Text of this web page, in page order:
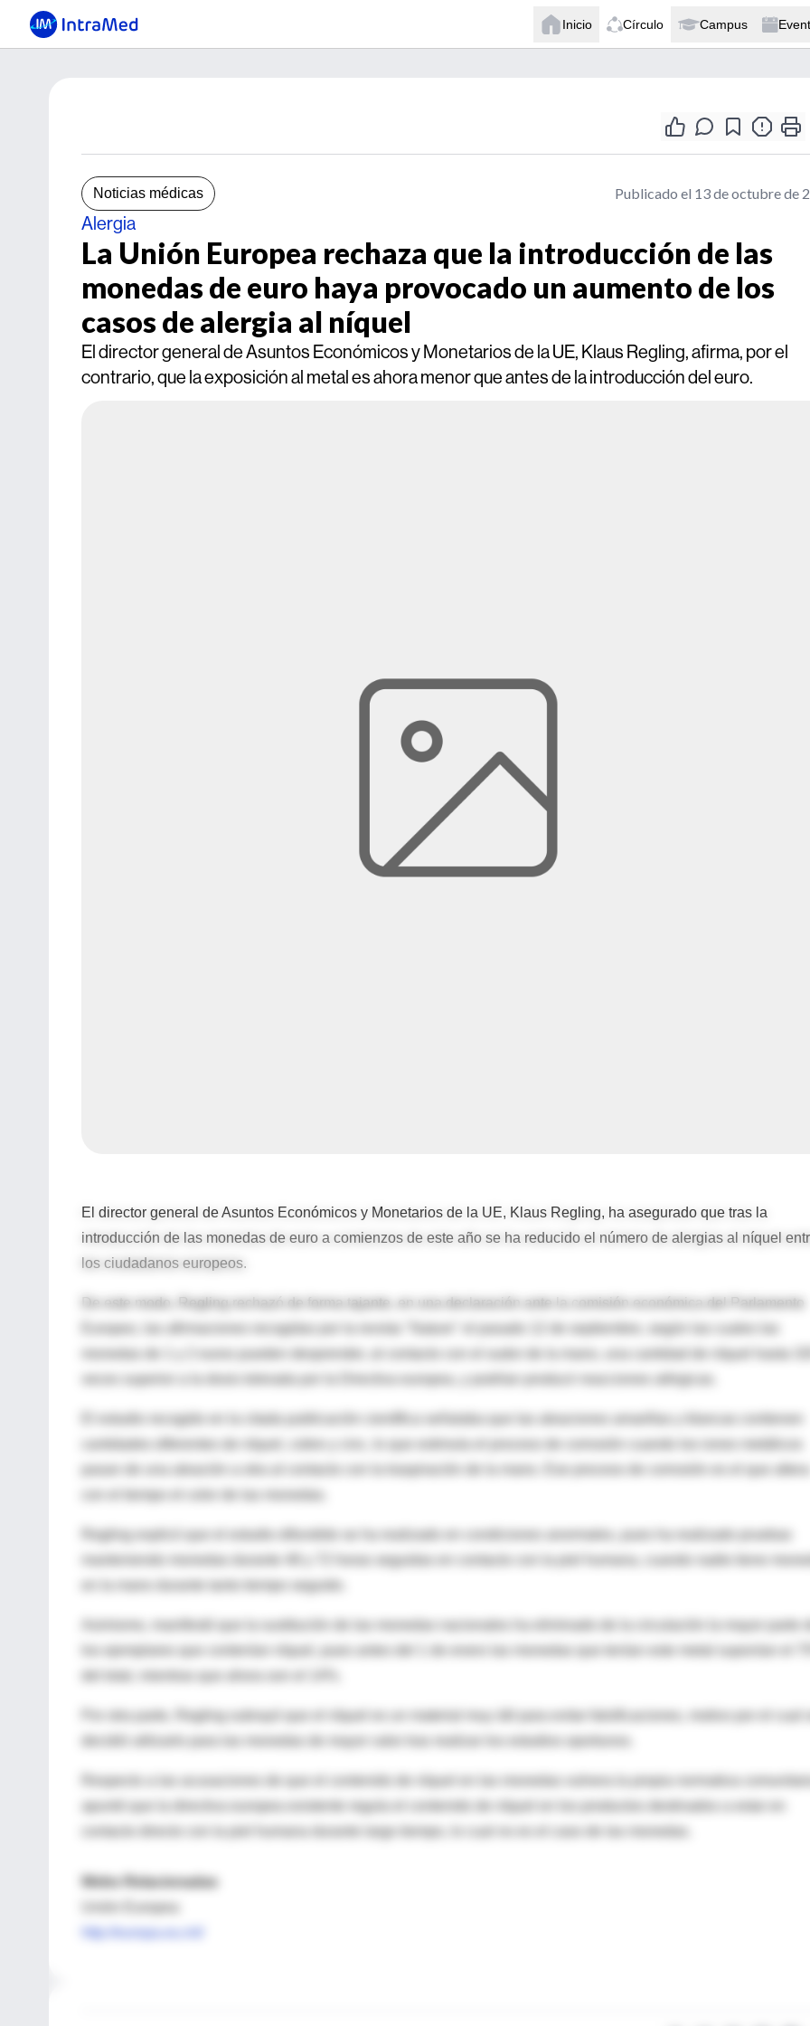
Inicio Círculo Campus
Noticias médicas Publicado el 13 de octubre de
Alergia
La Unión Europea rechaza que la introducción de las
monedas de euro haya provocado un aumento de los
casos de alergia al níquel
El director general de Asuntos Económicos y Monetarios de la UE, Klaus Regling, afirma, por el
contrario, que la exposición al metal es ahora menor que antes de la introducción del euro.
El director general de Asuntos Económicos y Monetarios de la UE, Klaus Regling, ha asegurado que tras la
introducción de las monedas de euro a comienzos de este año se ha reducido el número de alergias al níquel
los ciudadanos europeos.
De este modo, Regling rechazó de forma tajante, en una declaración ante la comisión económica del Parlamento
Europeo, las afirmaciones recogidas por la revista "Nature" el pasado 12 de septiembre, según las cuales las
monedas de 1 y 2 euros pueden desprender, al contacto con el sudor de la mano, una cantidad de níquel hasta 320
veces superior a la dosis tolerada por la Directiva europea, y podrían producir reacciones alérgicas.
El estudio recogido en la citada publicación científica señalaba que las aleaciones amarillas y blancas contienen
cantidades diferentes de níquel, cobre y cinc, lo que estimula el proceso de corrosión cuando los iones metálicos
con el tiempo el color de las monedas.
Regling explicó que el estudio difundido se ha realizado en condiciones anormales, pues ha realizado pruebas
manteniendo monedas durante 48 y 72 horas seguidas en contacto con la piel humana, cuando nadie tiene
en la mano durante tanto tiempo seguido.
Asimismo, manifestó que la sustitución de las monedas nacionales ha eliminado de la circulación la mayor parte
los ejemplares que contenían níquel, pues antes del 1 de enero las monedas que tenían este metal suponían el
Por otra parte, Regling subrayó que el níquel es un material muy útil para evitar falsificaciones, motivo por el cual
decidió utilizarlo para las monedas de mayor valor tras realizar los estudios oportunos.
Respecto a las acusaciones de que el contenido de níquel en las monedas vulnera la propia normativa
apuntó que la directiva europea existente regula el contenido de níquel en los productos destinados a estar en
contacto directo con la piel humana durante largo tiempo, lo cual no es el caso de las monedas.
Webs Relacionadas